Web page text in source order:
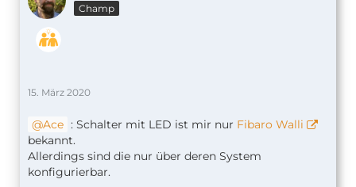
Champ
15. März 2020
Ace : Schalter mit LED ist mir nur Fibaro Walli
bekannt.
Allerdings sind die nur über deren System
konfigurierbar.